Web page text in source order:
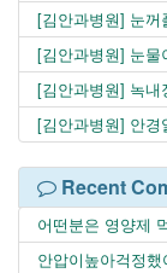
[김안과병원] 눈꺼
[김안과병원] 눈물
[김안과병원] 녹내
[김안과병원] 안경
Recent
어떤분은 영양제
안압이높아걱정